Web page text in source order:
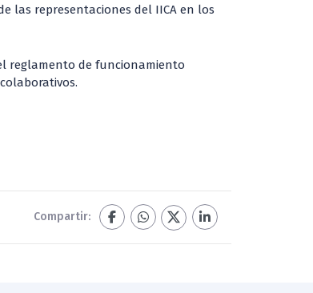
las representaciones del IICA en los
reglamento de funcionamiento
Compartir: